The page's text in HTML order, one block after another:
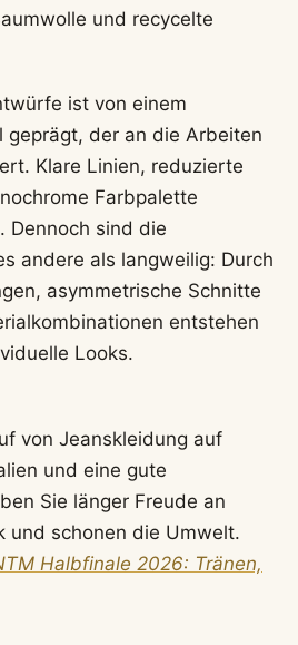
und recycelte
ist von einem
geprägt, der an die Arbeiten
Klare Linien, reduzierte
Farbpalette
Dennoch sind die
andere als langweilig: Durch
asymmetrische Schnitte
entstehen
Looks.
von Jeanskleidung auf
und eine gute
Sie länger Freude an
und schonen die Umwelt.
Halbfinale 2026: Tränen,